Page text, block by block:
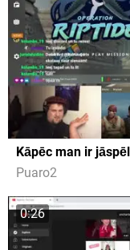
Kāpēc man ir
Puaro2
0:26